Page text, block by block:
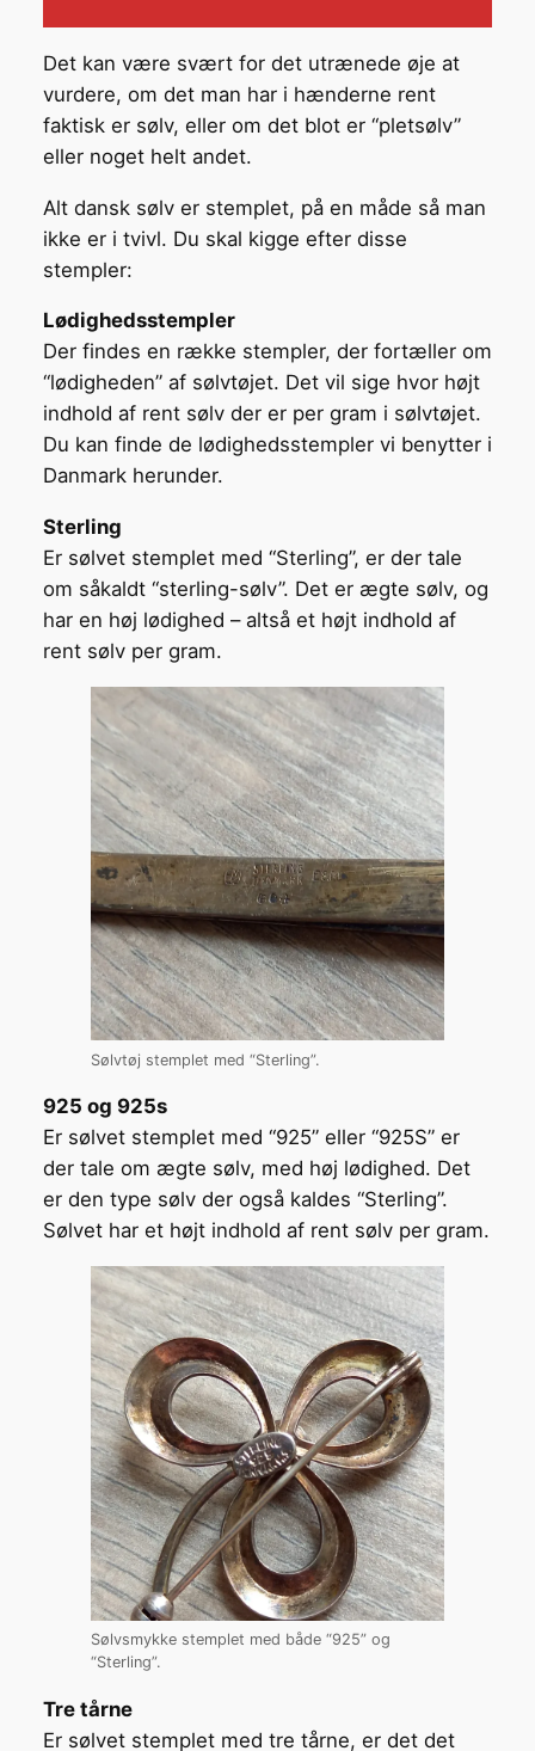
Det kan være svært for det utrænede øje at
vurdere, om det man har i hænderne rent
faktisk er sølv, eller om det blot er “pletsølv”
eller noget helt andet.
Alt dansk sølv er stemplet, på en måde så man
ikke er i tvivl. Du skal kigge efter disse
stempler:
Lødighedsstempler
Der findes en række stempler, der fortæller om
“lødigheden” af sølvtøjet. Det vil sige hvor højt
indhold af rent sølv der er per gram i sølvtøjet.
Du kan finde de lødighedsstempler vi benytter i
Danmark herunder.
Sterling
Er sølvet stemplet med “Sterling”, er der tale
om såkaldt “sterling-sølv”. Det er ægte sølv, og
har en høj lødighed – altså et højt indhold af
rent sølv per gram.
Sølvtøj stemplet med “Sterling”.
925 og 925s
Er sølvet stemplet med “925” eller “925S” er
der tale om ægte sølv, med høj lødighed. Det
er den type sølv der også kaldes “Sterling”.
Sølvet har et højt indhold af rent sølv per gram.
Sølvsmykke stemplet med både “925” og
“Sterling”.
Tre tårne
Er sølvet stemplet med tre tårne, er det det